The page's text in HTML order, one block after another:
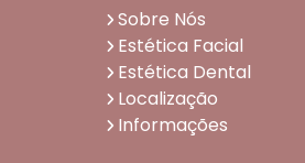
Sobre Nós
Estética Facial
Estética Dental
Localização
Informações